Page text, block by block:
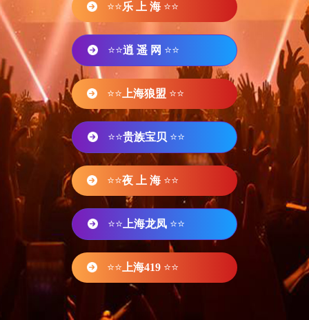
⭐⭐乐 上 海 ⭐⭐
⭐⭐逍 遥 网 ⭐⭐
⭐⭐ 上海狼盟 ⭐⭐
⭐⭐贵族宝贝 ⭐⭐
⭐⭐夜 上 海 ⭐⭐
⭐⭐ 上海龙凤 ⭐⭐
⭐⭐ 上海419 ⭐⭐